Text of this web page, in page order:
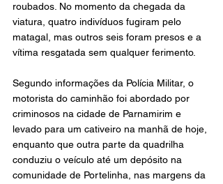
roubados. No momento da chegada da
viatura, quatro indivíduos fugiram pelo
matagal, mas outros seis foram presos e a
vítima resgatada sem qualquer ferimento.
Segundo informações da Polícia Militar, o
motorista do caminhão foi abordado por
criminosos na cidade de Parnamirim e
levado para um cativeiro na manhã de hoje,
enquanto que outra parte da quadrilha
conduziu o veículo até um depósito na
comunidade de Portelinha, nas margens da